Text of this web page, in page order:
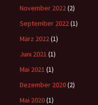
November 2022(2)
September 2022(1)
März 2022(1)
Juni 2021 (1)
Mai 2021 (1)
Dezember 2020(2)
Mai 2020(1)